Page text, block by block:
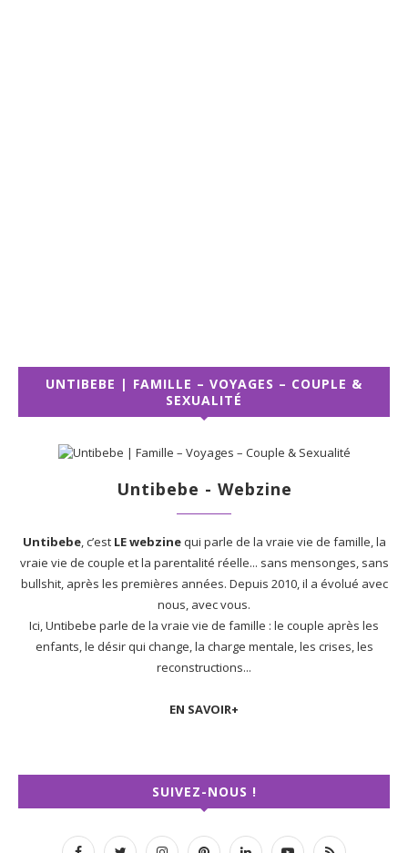
UNTIBEBE | FAMILLE – VOYAGES – COUPLE &
SEXUALITÉ
Untibebe - Webzine
Untibebe, c’est LE webzinequi parle de la vraie vie de famille, la
vraie vie de couple et la parentalité réelle... sans mensonges, sans
bullshit, après les premières années. Depuis 2010, il a évolué avec
nous, avec vous.
Ici, Untibebe parle de la vraie vie de famille : le couple après les
enfants, le désir qui change, la charge mentale, les crises, les
reconstructions...
EN SAVOIR+
SUIVEZ-NOUS !